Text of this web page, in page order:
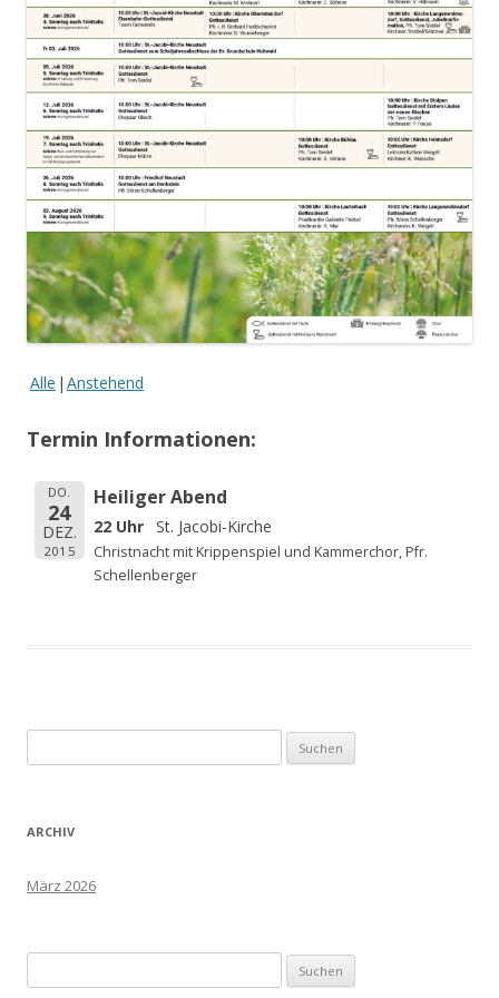
Alle Anstehend
Termin Informationen:
DO.
24
DEZ.
2015
Heiliger Abend
22 Uhr St. Jacobi-Kirche
Christnacht mit Krippenspiel und Kammerchor, Pfr.
Schellenberger
nach:
ARCHIV
März 2026
nach: